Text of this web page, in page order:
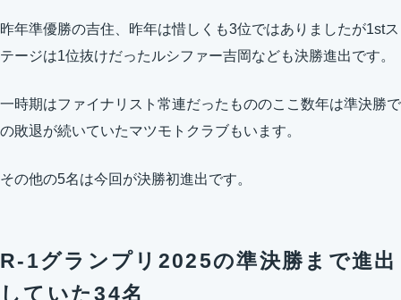
昨年準優勝の吉住、昨年は惜しくも3位ではありましたが1stス
テージは1位抜けだったルシファー吉岡なども決勝進出です。
一時期はファイナリスト常連だったもののここ数年は準決勝で
の敗退が続いていたマツモトクラブもいます。
その他の5名は今回が決勝初進出です。
R-1グランプリ2025の準決勝まで進出
していた34名